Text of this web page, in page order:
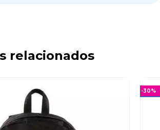
relacionados
-30%